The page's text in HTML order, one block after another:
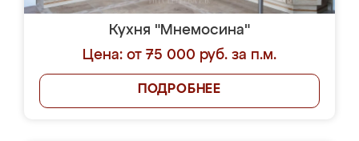
Кухня "Мнемосина"
Цена: от 75 000 руб. за п.м.
ПОДРОБНЕЕ